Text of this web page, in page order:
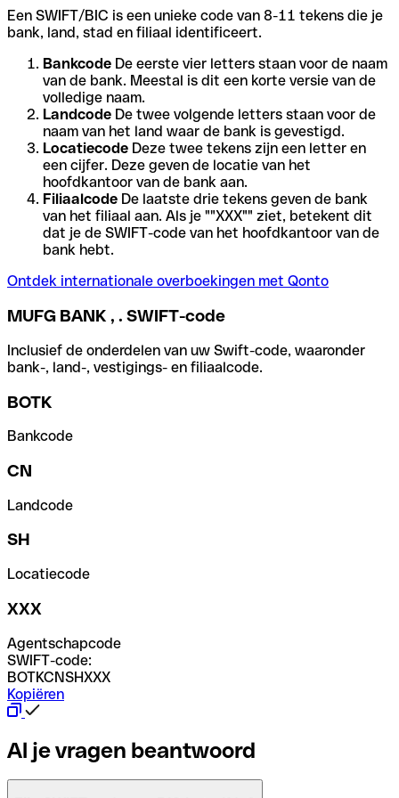
Een SWIFT/BIC is een unieke code van 8-11 tekens die je
bank, land, stad en filiaal identificeert.
Bankcode De eerste vier letters staan voor de naam
van de bank. Meestal is dit een korte versie van de
volledige naam.
Landcode De twee volgende letters staan voor de
naam van het land waar de bank is gevestigd.
Locatiecode Deze twee tekens zijn een letter en
een cijfer. Deze geven de locatie van het
hoofdkantoor van de bank aan.
Filiaalcode De laatste drie tekens geven de bank
van het filiaal aan. Als je ""XXX"" ziet, betekent dit
dat je de SWIFT-code van het hoofdkantoor van de
bank hebt.
Ontdek internationale overboekingen met Qonto
MUFG BANK , . SWIFT-code
Inclusief de onderdelen van uw Swift-code, waaronder
bank-, land-, vestigings- en filiaalcode.
BOTK
Bankcode
CN
Landcode
SH
Locatiecode
XXX
Agentschapcode
SWIFT-code:
BOTKCNSHXXX
Kopiëren
Al je vragen beantwoord